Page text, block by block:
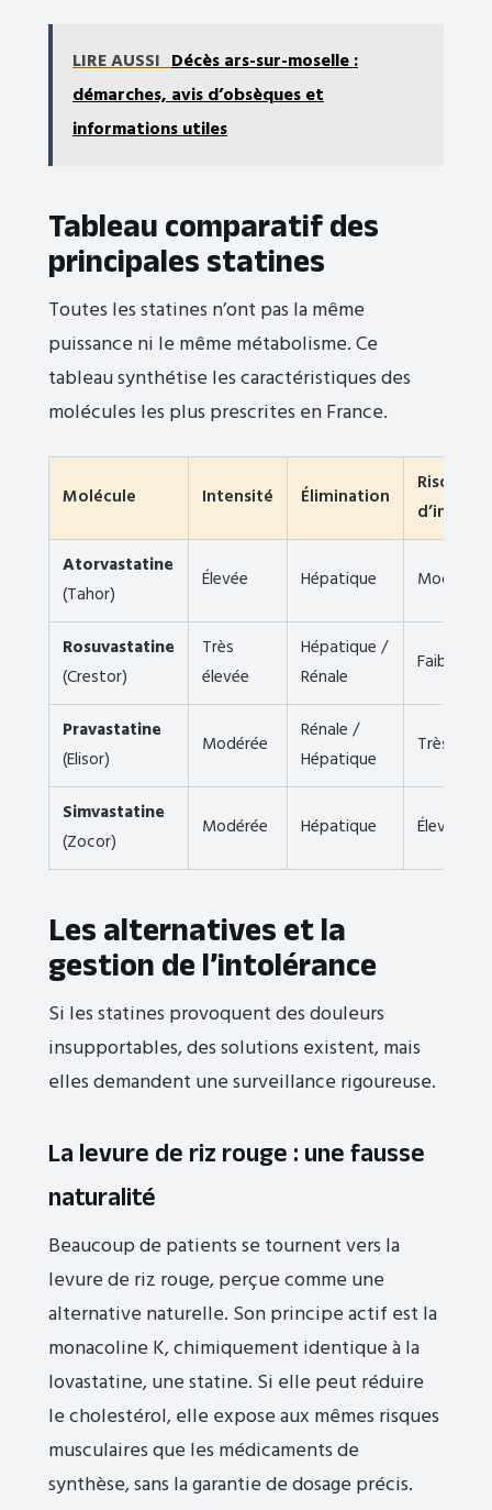
LIRE AUSSI Décès ars-sur-moselle :
démarches, avis d’obsèques et
informations utiles
Tableau comparatif des
principales statines
Toutes les statines n’ont pas la même
puissance ni le même métabolisme. Ce
tableau synthétise les caractéristiques des
molécules les plus prescrites en France.
Molécule Intensité Élimination
Risque
Atorvastatine
(Tahor)
Élevée Hépatique Modéré
Rosuvastatine
(Crestor)
Très
élevée
Hépatique /
Rénale
Faible
Pravastatine
(Elisor)
Modérée
Rénale /
Hépatique
Très
Simvastatine
(Zocor)
Modérée Hépatique Élevé
Les alternatives et la
gestion de l’intolérance
Si les statines provoquent des douleurs
insupportables, des solutions existent, mais
elles demandent une surveillance rigoureuse.
La levure de riz rouge : une fausse
naturalité
Beaucoup de patients se tournent vers la
levure de riz rouge, perçue comme une
alternative naturelle. Son principe actif est la
monacoline K, chimiquement identique à la
lovastatine, une statine. Si elle peut réduire
le cholestérol, elle expose aux mêmes risques
musculaires que les médicaments de
synthèse, sans la garantie de dosage précis.